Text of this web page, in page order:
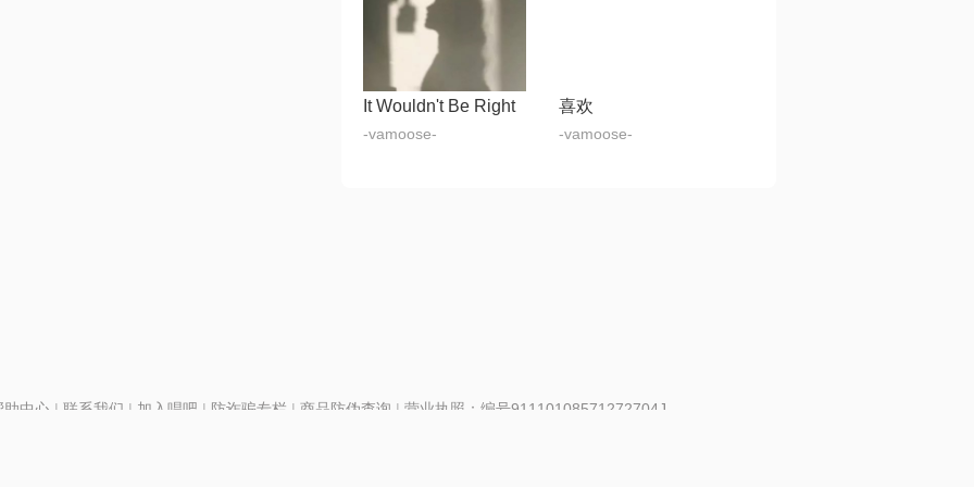
It Wouldn't Be Right
-vamoose-
喜欢
-vamoose-
助中心 | 联系我们 | 加入唱吧 | 防诈骗专栏 | 商品防伪查询 | 营业执照：编号91110108571272704J